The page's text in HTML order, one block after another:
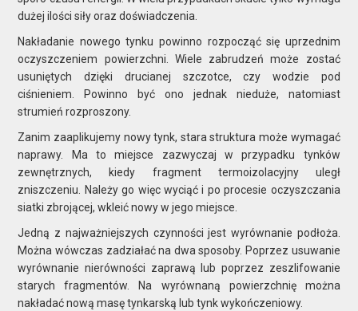
dużej ilości siły oraz doświadczenia.
Nakładanie nowego tynku powinno rozpocząć się uprzednim
oczyszczeniem powierzchni. Wiele zabrudzeń może zostać
usuniętych dzięki drucianej szczotce, czy wodzie pod
ciśnieniem. Powinno być ono jednak nieduże, natomiast
strumień rozproszony.
Zanim zaaplikujemy nowy tynk, stara struktura może wymagać
naprawy. Ma to miejsce zazwyczaj w przypadku tynków
zewnętrznych, kiedy fragment termoizolacyjny uległ
zniszczeniu. Należy go więc wyciąć i po procesie oczyszczania
siatki zbrojącej, wkleić nowy w jego miejsce.
Jedną z najważniejszych czynności jest wyrównanie podłoża.
Można wówczas zadziałać na dwa sposoby. Poprzez usuwanie
wyrównanie nierówności zaprawą lub poprzez zeszlifowanie
starych fragmentów. Na wyrównaną powierzchnię można
nakładać nową masę tynkarską lub tynk wykończeniowy.